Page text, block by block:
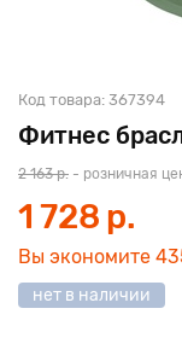
Фитнес
Код товара: 367394
2 163 р. - розничная
1 728 р.
Вы экономите
нет в наличии